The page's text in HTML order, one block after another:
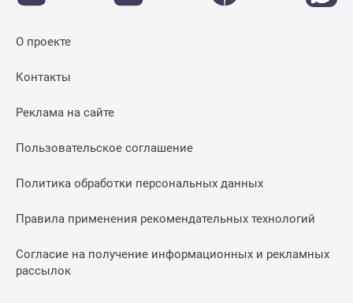
О проекте
Контакты
Реклама на сайте
Пользовательское соглашение
Политика обработки персональных данных
Правила применения рекомендательных технологий
Согласие на получение информационных и рекламных
рассылок